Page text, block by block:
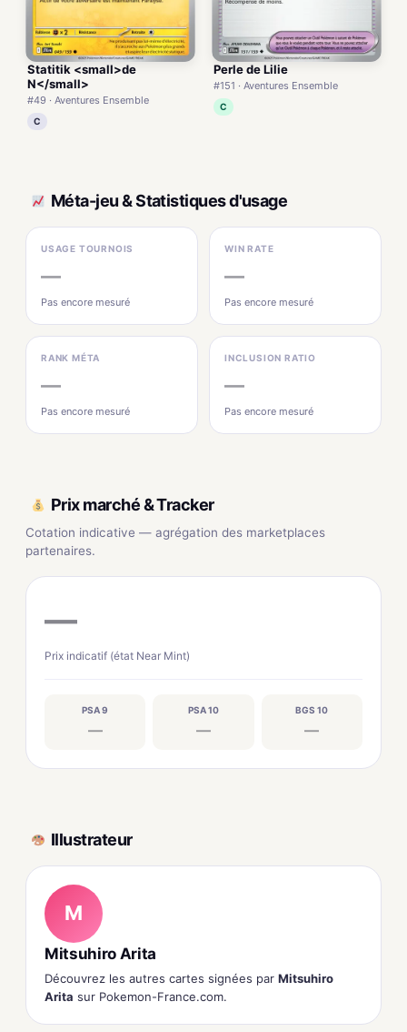
Statitik <small>de
N</small>
#49 · Aventures Ensemble
C
Perle de Lilie
#151 · Aventures Ensemble
C
Méta-jeu & Statistiques d'usage
USAGE TOURNOIS
—
Pas encore mesuré
WIN RATE
—
Pas encore mesuré
RANK MÉTA
—
Pas encore mesuré
INCLUSION RATIO
—
Pas encore mesuré
Prix marché & Tracker
Cotation indicative — agrégation des marketplaces
partenaires.
—
Prix indicatif (état Near Mint)
PSA 9
—
PSA 10
—
BGS 10
—
Illustrateur
M
Mitsuhiro Arita
Découvrez les autres cartes signées par Mitsuhiro
Arita sur Pokemon-France.com.